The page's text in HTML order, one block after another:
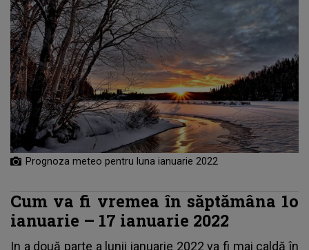
Prognoza meteo pentru luna ianuarie 2022
Cum va fi vremea în săptămâna 1o
ianuarie – 17 ianuarie 2022
In a două parte a lunii ianuarie 2022 va fi mai caldă în